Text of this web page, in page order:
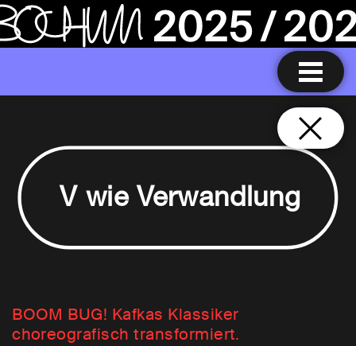
V wie Verwandlung
BOOM BUG! Kafkas Klassiker
choreografisch transformiert.